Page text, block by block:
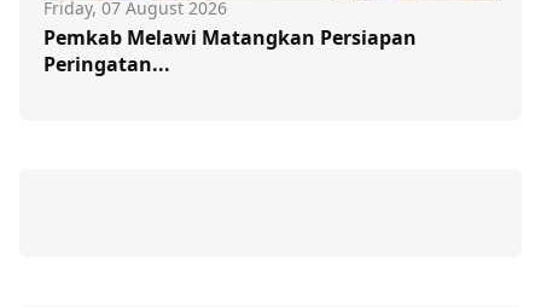
Friday, 07 August 2026
Pemkab Melawi Matangkan Persiapan
Peringatan...